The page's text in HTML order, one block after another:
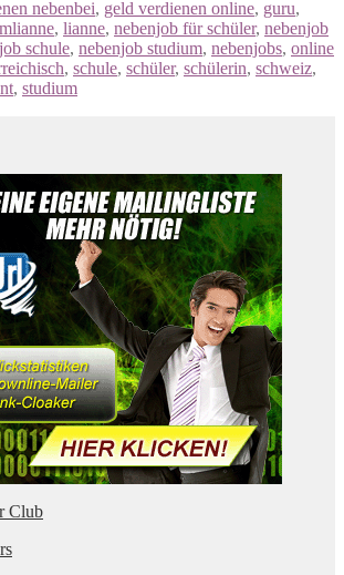
nebenbei, geld verdienen online, guru,
, lianne, nebenjob für schüler, nebenjob
schule, nebenjob studium, nebenjobs, online
, schule, schüler, schülerin, schweiz,
, studium
Club